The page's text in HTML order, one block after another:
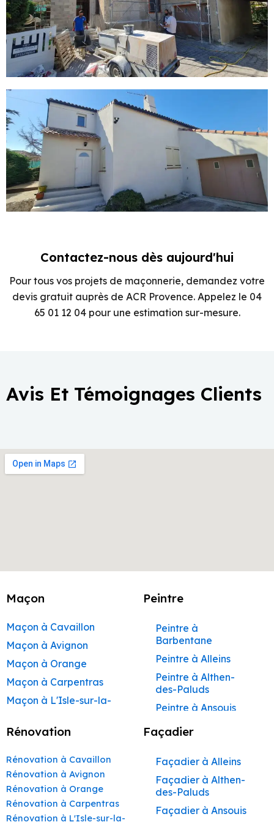
Contactez-nous dès aujourd'hui
Pour tous vos projets de maçonnerie, demandez votre
devis gratuit auprès de ACR Provence. Appelez le 04
65 01 12 04 pour une estimation sur-mesure.
Avis Et Témoignages Clients
Maçon
Maçon à Cavaillon
Maçon à Avignon
Maçon à Orange
Maçon à Carpentras
Maçon à L'Isle-sur-la-
Maçon à Apt
Maçon à Pertuis
Maçon à Sorgues
Maçon à Le Pontet
Maçon à Vaison-la-
Peintre
Peintre à
Barbentane
Peintre à Alleins
Peintre à Althen-
des-Paluds
Peintre à Ansouis
Peintre à Apt
Peintre à Aurons
Peintre à Avignon
Peintre à
Beaumettes
Rénovation
Rénovation à Cavaillon
Rénovation à Avignon
Rénovation à Orange
Rénovation à Carpentras
Rénovation à L'Isle-sur-la-
Façadier
Façadier à Alleins
Façadier à Althen-
des-Paluds
Façadier à Ansouis